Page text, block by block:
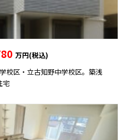
万円(税込)
校区・立古知野中学校区。築浅
宅